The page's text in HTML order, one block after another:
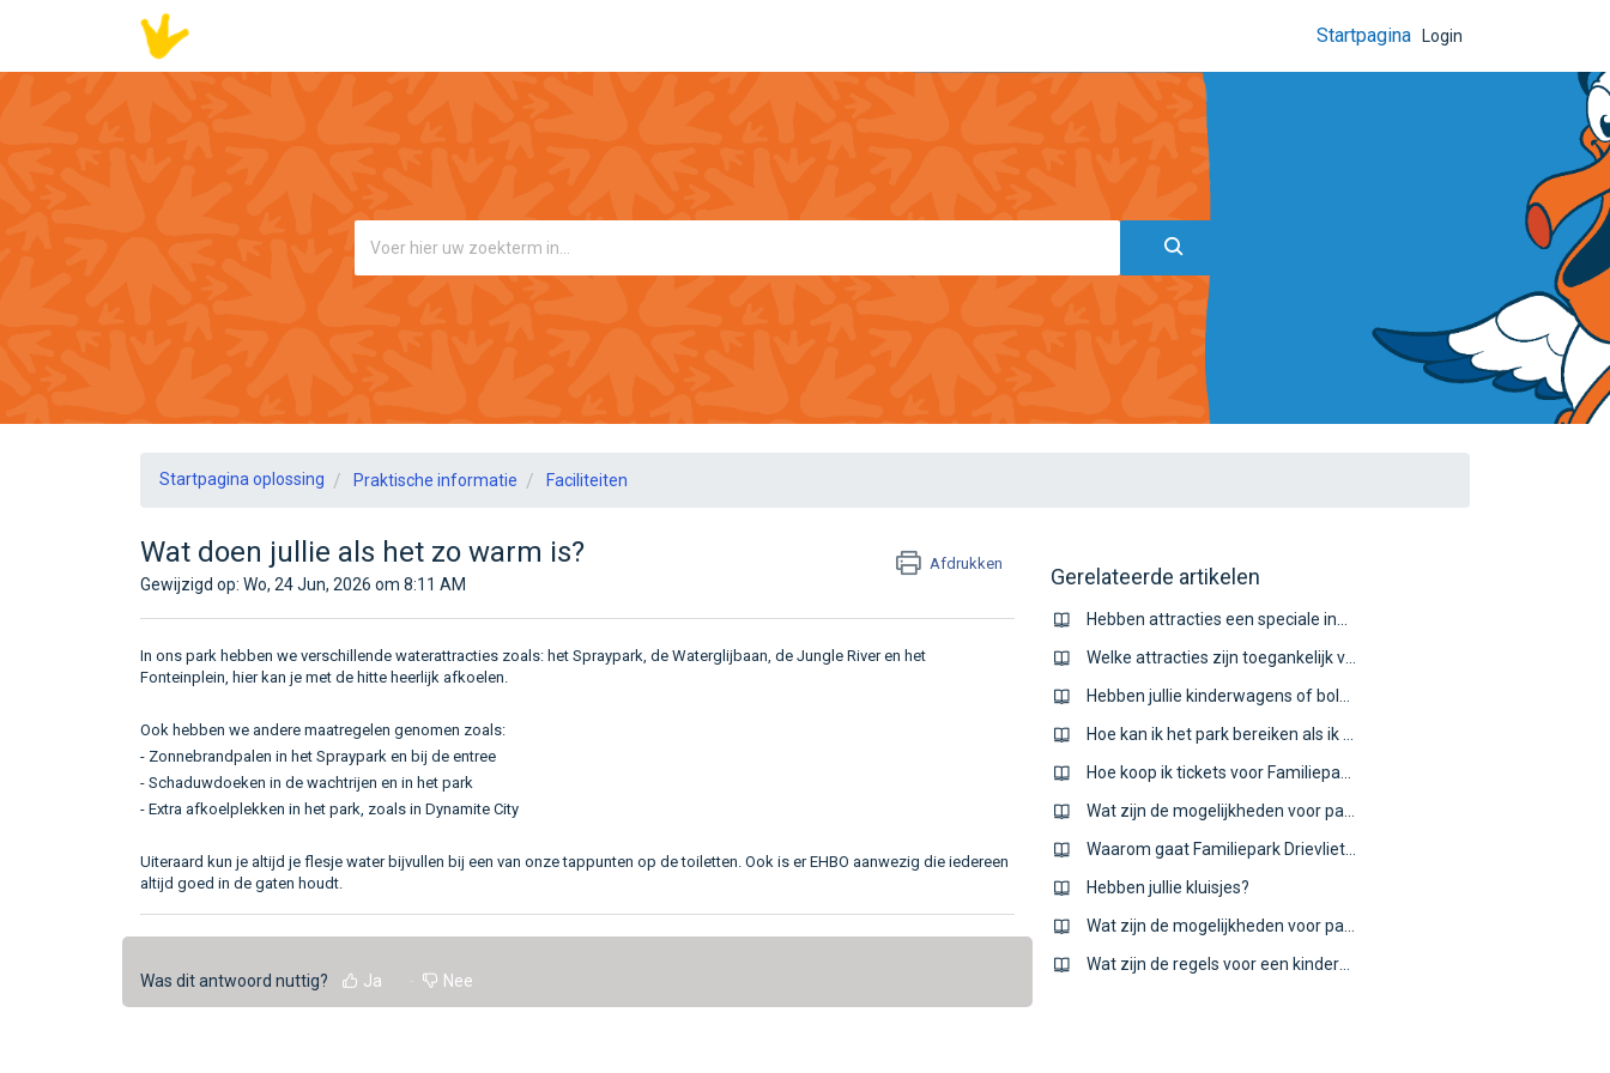
Login
Startpagina
Startpagina oplossing Praktische informatie Faciliteiten
Wat doen jullie als het zo warm is? Afdrukken
Gewijzigd op: Wo, 24 Jun, 2026 om 8:11 AM
In ons park hebben we verschillende waterattracties zoals: het Spraypark, de Waterglijbaan, de Jungle River en het
Fonteinplein, hier kan je met de hitte heerlijk afkoelen.
Ook hebben we andere maatregelen genomen zoals:
- Zonnebrandpalen in het Spraypark en bij de entree
- Schaduwdoeken in de wachtrijen en in het park
- Extra afkoelplekken in het park, zoals in Dynamite City
Uiteraard kun je altijd je flesje water bijvullen bij een van onze tappunten op de toiletten. Ook is er EHBO aanwezig die iedereen
altijd goed in de gaten houdt.
Was dit antwoord nuttig? Ja Nee
Gerelateerde artikelen
Hebben jullie kluisjes?